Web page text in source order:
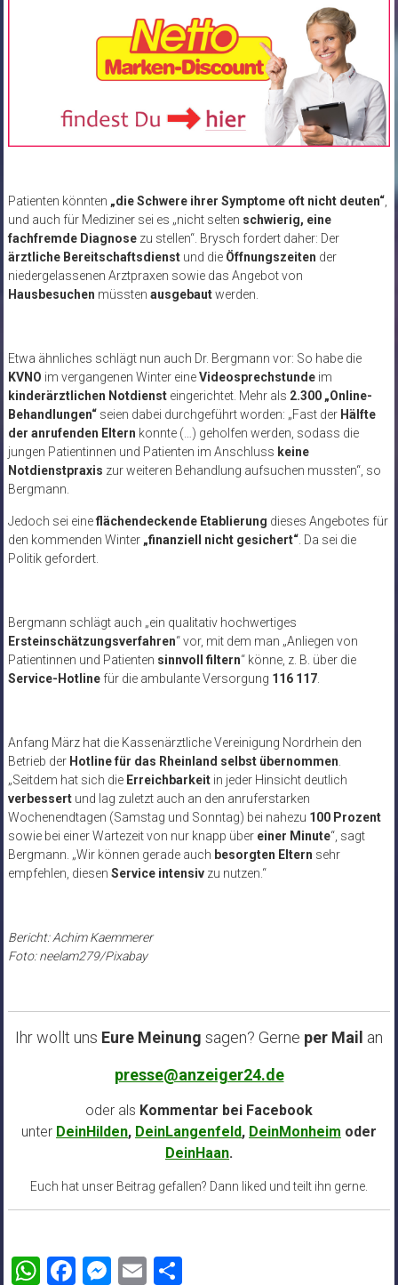
Patienten könnten „die Schwere ihrer Symptome oft nicht deuten“,
und auch für Mediziner sei es „nicht selten schwierig, eine
fachfremde Diagnosezu stellen“. Brysch fordert daher: Der
ärztliche Bereitschaftsdienstund die Öffnungszeiten der
niedergelassenen Arztpraxen sowie das Angebot von
Hausbesuchen müssten ausgebautwerden.
Etwa ähnliches schlägt nun auch Dr. Bergmann vor: So habe die
KVNO im vergangenen Winter eineVideosprechstundeim
kinderärztlichen Notdiensteingerichtet. Mehr als 2.300 „Online-
Behandlungen“seien dabei durchgeführt worden: „Fast der Hälfte
der anrufenden Eltern konnte (…) geholfen werden, sodass die
jungen Patientinnen und Patienten im Anschluss keine
Notdienstpraxis zur weiteren Behandlung aufsuchen mussten“, so
Bergmann.
Jedoch sei eineflächendeckende Etablierung dieses Angebotes für
den kommenden Winter „finanziell nicht gesichert“. Da sei die
Politik gefordert.
Bergmann schlägt auch „ein qualitativ hochwertiges
Ersteinschätzungsverfahren“ vor, mit dem man „Anliegen von
Patientinnen und Patienten sinnvoll filtern“ könne, z. B. über die
Service-Hotlinefür die ambulante Versorgung 116 117.
Anfang März hat die Kassenärztliche Vereinigung Nordrhein den
Betrieb der Hotline für das Rheinland selbst übernommen
„Seitdem hat sich die Erreichbarkeit in jeder Hinsicht deutlich
verbessertund lag zuletzt auch an den anruferstarken
Wochenendtagen (Samstag und Sonntag) bei nahezu 100 Prozent
sowie bei einer Wartezeit von nur knapp über einer Minute“, sagt
Bergmann. „Wir können gerade auch besorgten Eltern sehr
empfehlen, diesen Service intensivzu nutzen.“
Bericht: Achim Kaemmerer
Foto: neelam279/Pixabay
Ihr wollt uns Eure Meinung sagen? Gerne per Mail an
presse@anzeiger24.de
oder als Kommentar bei Facebook
unter DeinHilden, DeinLangenfeld, DeinMonheim oder
DeinHaan.
Euch hat unser Beitrag gefallen? Dann liked und teilt ihn gerne.
WhatsApp
Facebook
Messenger
EmailTeilen